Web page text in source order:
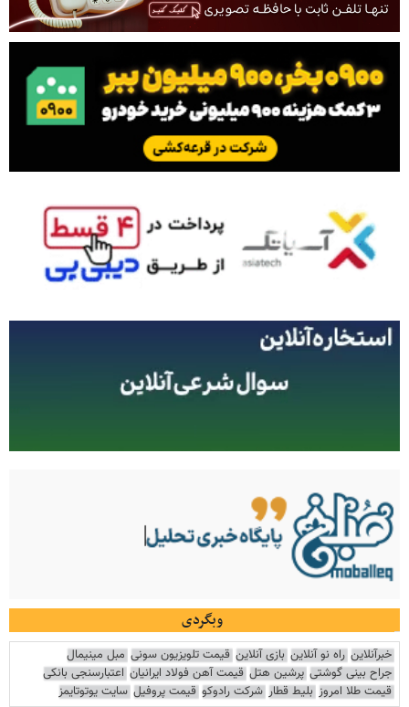
وبگردی
خبرآنلاین راه نو آنلاین بازی آنلاین قیمت تلویزیون سونی مبل مینیمال
جراح بینی گوشتی پرشین هتل قیمت آهن فولاد ایرانیان اعتبارسنجی بانکی
قیمت طلا امروز بلیط قطار شرکت رادوکو قیمت پروفیل سایت یوتوتایمز